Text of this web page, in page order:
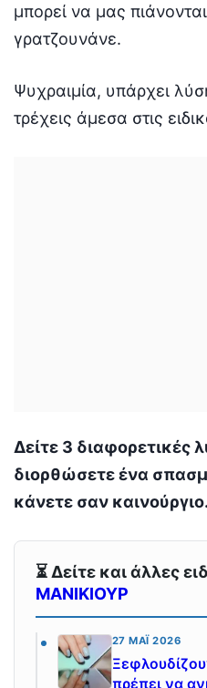
μπορεί να μας
γρατζουνάνε.
Ψυχραιμία, υπάρχει
τρέχεις άμεσα στις
Δείτε 3 διαφορετικές
διορθώσετε ένα
κάνετε σαν καινούργιο.
⏳ Δείτε και άλλες
ΜΑΝΙΚΙΟΥΡ
27 ΜΆΙ 2026
πρέπει να